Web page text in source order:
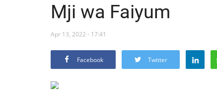
Mji wa Faiyum
Apr 13, 2022 - 17:41
Facebook Twitter